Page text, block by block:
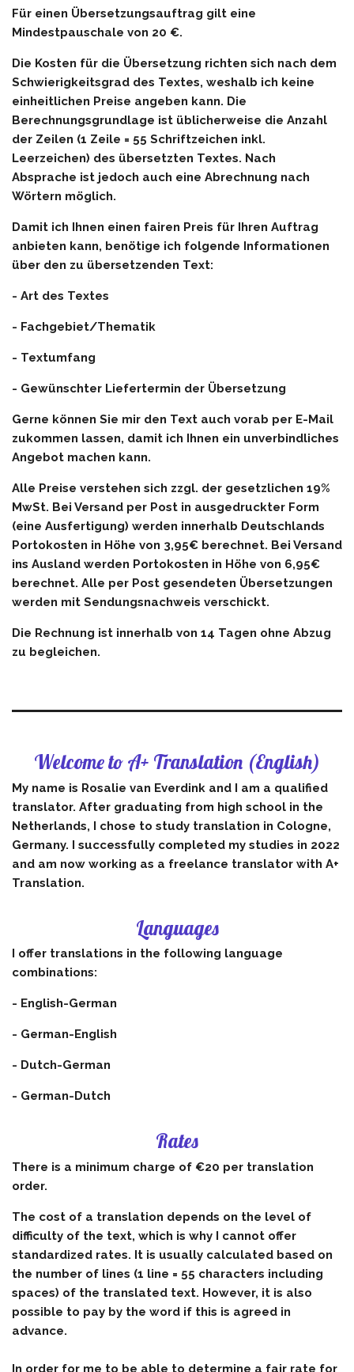
Für einen Übersetzungsauftrag gilt eine
Mindestpauschale von 20 €.
Die Kosten für die Übersetzung richten sich nach dem
Schwierigkeitsgrad des Textes, weshalb ich keine
einheitlichen Preise angeben kann. Die
Berechnungsgrundlage ist üblicherweise die Anzahl
der Zeilen (1 Zeile = 55 Schriftzeichen inkl.
Leerzeichen) des übersetzten Textes. Nach
Absprache ist jedoch auch eine Abrechnung nach
Wörtern möglich.
Damit ich Ihnen einen fairen Preis für Ihren Auftrag
anbieten kann, benötige ich folgende Informationen
über den zu übersetzenden Text:
- Art des Textes
- Fachgebiet/Thematik
- Textumfang
- Gewünschter Liefertermin der Übersetzung
Gerne können Sie mir den Text auch vorab per E-Mail
zukommen lassen, damit ich Ihnen ein unverbindliches
Angebot machen kann.
Alle Preise verstehen sich zzgl. der gesetzlichen 19%
MwSt. Bei Versand per Post in ausgedruckter Form
(eine Ausfertigung) werden innerhalb Deutschlands
Portokosten in Höhe von 3,95€ berechnet. Bei Versand
ins Ausland werden Portokosten in Höhe von 6,95€
berechnet. Alle per Post gesendeten Übersetzungen
werden mit Sendungsnachweis verschickt.
Die Rechnung ist innerhalb von 14 Tagen ohne Abzug
zu begleichen.
Welcome to A+ Translation (English)
My name is Rosalie van Everdink and I am a qualified
translator. After graduating from high school in the
Netherlands, I chose to study translation in Cologne,
Germany. I successfully completed my studies in 2022
and am now working as a freelance translator with A+
Translation.
Languages
I offer translations in the following language
combinations:
- English-German
- German-English
- Dutch-German
- German-Dutch
Rates
There is a minimum charge of €20 per translation
order.
The cost of a translation depends on the level of
difficulty of the text, which is why I cannot offer
standardized rates. It is usually calculated based on
the number of lines (1 line = 55 characters including
spaces) of the translated text. However, it is also
possible to pay by the word if this is agreed in
advance.
In order for me to be able to determine a fair rate for